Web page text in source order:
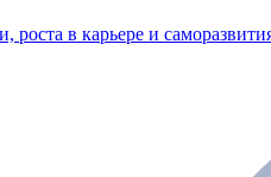
в карьере и